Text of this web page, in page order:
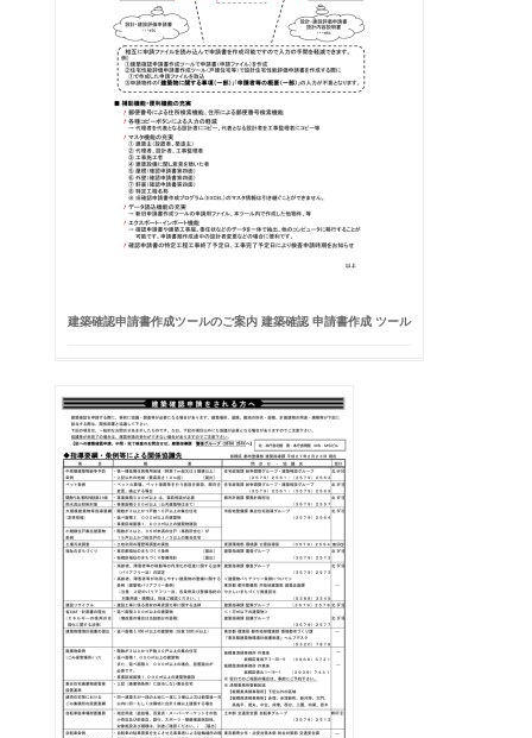
建築確認申請書作成ツールのご案内 建築確認 申請書作成 ツール